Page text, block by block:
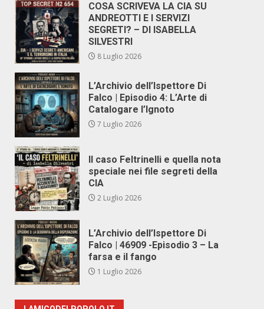
COSA SCRIVEVA LA CIA SU
ANDREOTTI E I SERVIZI
SEGRETI? – DI ISABELLA
SILVESTRI
8 Luglio 2026
L’Archivio dell’Ispettore Di
Falco | Episodio 4: L’Arte di
Catalogare l’Ignoto
7 Luglio 2026
Il caso Feltrinelli e quella nota
speciale nei file segreti della
CIA
2 Luglio 2026
L’Archivio dell’Ispettore Di
Falco | 46909 -Episodio 3 – La
farsa e il fango
1 Luglio 2026